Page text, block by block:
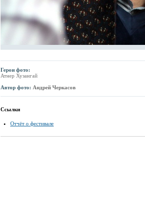
Герои фото:
Атнер Хузангай
Автор фото: Андрей Черкасов
Ссылки
Отчёт о фестивале